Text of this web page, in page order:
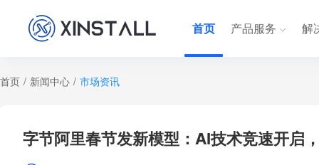
首页 产品服务 解
首页 / 新闻中心 / 市场资讯
字节阿里春节发新模型：AI技术竞速开启